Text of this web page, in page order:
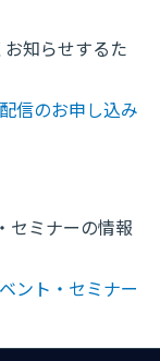
知らせするた
信のお申し込み
セミナーの情報
ント・セミナー